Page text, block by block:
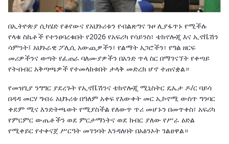
በኢትዮጵያ ሲካሄድ የቆየውና የአህጉሪቱን የብልጽግና ጉዞ ሊያፋጥኑ የሚችሉ
የላቁ ስኬቶች የተንፀባረቁበት የ2026 የአፍሪካ የሳይንስ፣ ቴክኖሎጂ እና ኢኖቬሽን
ሳምንት፤ አህጉራዊ ፖሊሲ አውጪዎችን፣ የልማት አጋሮችን፣ የግል ዘርፍ
መሪዎችንና ወጣት የፈጠራ ባለሙያዎችን በአንድ ጥላ ስር በማገናኘት የቀጣይ
የትብብር አቅጣጫዎች የተመላከቱበት ታላቅ መድረክ ሆኖ ተጠናቋል።
የመዝጊያ ንግግር ያደረጉት የኢኖቬሽንና ቴክኖሎጂ ሚኒስትር ዴኤታ ዶ/ር ባይሳ
በዳዳ መርሃ ግብሩ አህጉሪቱ በዓለም አቀፍ የእውቀት መር ኢኮኖሚ ውስጥ ግንባር
ቀደም ሚና እንድትጫወት የሚያስችል የለውጥ ጥሪ መሆኑን በመጥቀስ፣ አፍሪካ
የምርምር ውጤቶችን ወደ ምርታማነትና ወደ ክብር ያለው የሥራ ዕድል
የሚቀይር የተቀናጀ ሥርዓት መገንባት እንዳለባት በአፅንኦት ገልፀዋል።